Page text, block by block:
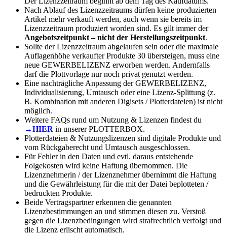
Nach Ablauf des Lizenzzeitraums dürfen keine produzierten
Artikel mehr verkauft werden, auch wenn sie bereits im
Lizenzzeitraum produziert worden sind. Es gilt immer der
Angebotszeitpunkt – nicht der Herstellungszeitpunkt.
Sollte der Lizenzzeitraum abgelaufen sein oder die maximale
Auflagenhöhe verkaufter Produkte 30 übersteigen, muss eine
neue GEWERBELIZENZ erworben werden. Andernfalls
darf die Plottvorlage nur noch privat genutzt werden.
Eine nachträgliche Anpassung der GEWERBELIZENZ,
Individualisierung, Umtausch oder eine Lizenz-Splittung (z.
B. Kombination mit anderen Digisets / Plotterdateien) ist nicht
möglich.
Weitere FAQs rund um Nutzung & Lizenzen findest du
→HIER in unserer PLOTTERBOX.
Plotterdateien & Nutzungslizenzen sind digitale Produkte und
vom Rückgaberecht und Umtausch ausgeschlossen.
Für Fehler in den Daten und evtl. daraus entstehende
Folgekosten wird keine Haftung übernommen. Die
Lizenznehmerin / der Lizenznehmer übernimmt die Haftung
und die Gewährleistung für die mit der Datei beplotteten /
bedruckten Produkte.
Beide Vertragspartner erkennen die genannten
Lizenzbestimmungen an und stimmen diesen zu. Verstoß
gegen die Lizenzbedingungen wird strafrechtlich verfolgt und
die Lizenz erlischt automatisch.